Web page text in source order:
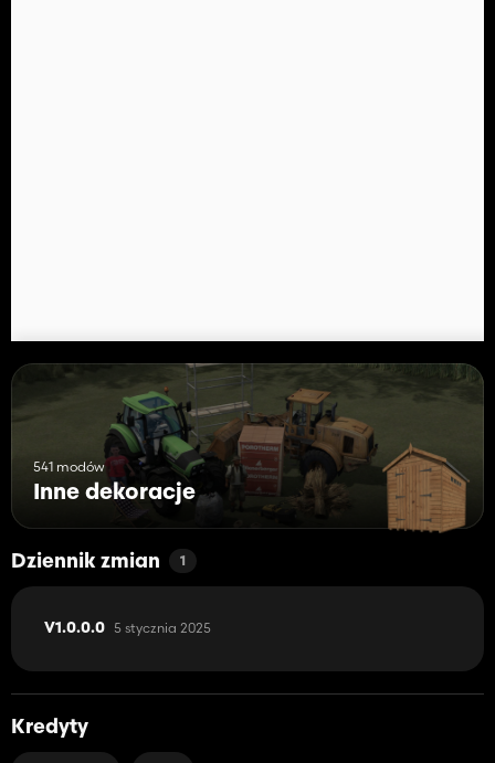
541 modów
Inne dekoracje
Dziennik zmian 1
V1.0.0.0 5 stycznia 2025
Kredyty